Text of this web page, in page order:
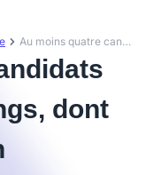
Au moins quatre candidats au rachat de Withings, dont un géant américain
dont